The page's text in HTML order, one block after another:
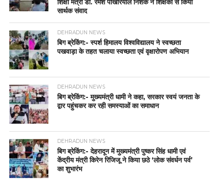
शिक्षा मंत्री डॉ. रमेश पोखरियाल निशंक ने शिक्षकों से किया
सार्थक संवाद
DEHRADUN NEWS
बिग ब्रेकिंग:- स्पर्श हिमालय विश्वविद्यालय ने स्वच्छता
पखवाड़ा के तहत चलाया स्वच्छता एवं वृक्षारोपण अभियान
DEHRADUN NEWS
बिग ब्रेकिंग:- मुख्यमंत्री धामी ने कहा, सरकार स्वयं जनता के
द्वार पहुंचकर कर रही समस्याओं का समाधान
DEHRADUN NEWS
बिग ब्रेकिंग:- देहरादून में मुख्यमंत्री पुष्कर सिंह धामी एवं
केंद्रीय मंत्री किरेन रिजिजू ने किया छठे ‘लोक संवर्धन पर्व’
का शुभारंभ